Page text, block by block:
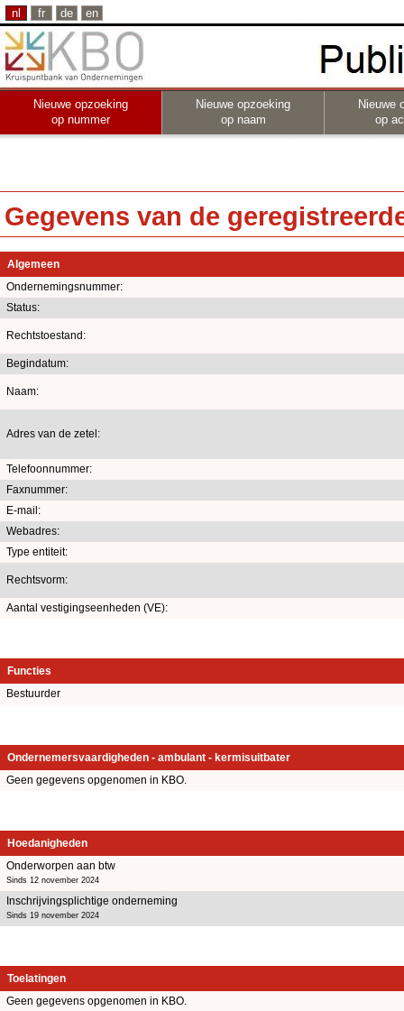
nl fr de en
Nieuwe opzoeking
op nummer
Nieuwe opzoeking
op naam
Nieuwe
op
Gegevens van de
Algemeen
Ondernemingsnummer:
Status:
Rechtstoestand:
Begindatum:
Naam:
Adres van de zetel:
Telefoonnummer:
Faxnummer:
E-mail:
Webadres:
Type entiteit:
Rechtsvorm:
Aantal vestigingseenheden (VE):
Functies
Bestuurder
Ondernemersvaardigheden - ambulant - kermisuitbater
Geen gegevens opgenomen in KBO.
Hoedanigheden
Onderworpen aan btw
Sinds 12 november 2024
Inschrijvingsplichtige onderneming
Sinds 19 november 2024
Toelatingen
Geen gegevens opgenomen in KBO.